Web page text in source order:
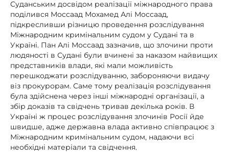
Суданським досвідом реалізації міжнародного права
поділився Моссаад Мохамед Алі Моссаад,
підкресливши різницю проведення розслідування
Міжнародним кримінальним судом у Судані та в
Україні. Пан Алі Моссаад зазначив, що злочини проти
людяності в Судані були вчинені за наказом найвищих
представників влади, які мали можливість
перешкоджати розслідуванню, забороняючи видачу
віз прокурорам. Саме тому реалізація розслідування
була здійснена через інші міжнародні організації, а
збір доказів та свідчень тривав декілька років. В
Україні ж процес розслідування злочинів Росії йде
швидше, адже державна влада активно співпрацює з
Міжнародним кримінальним судом, надаючи всі
необхідні матеріали та свідчення.